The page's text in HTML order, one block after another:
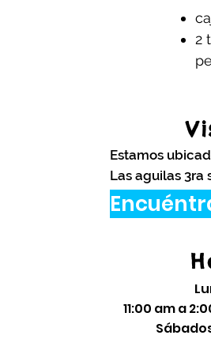
2
Estamos
Las aguilas 3ra
11:00 am a